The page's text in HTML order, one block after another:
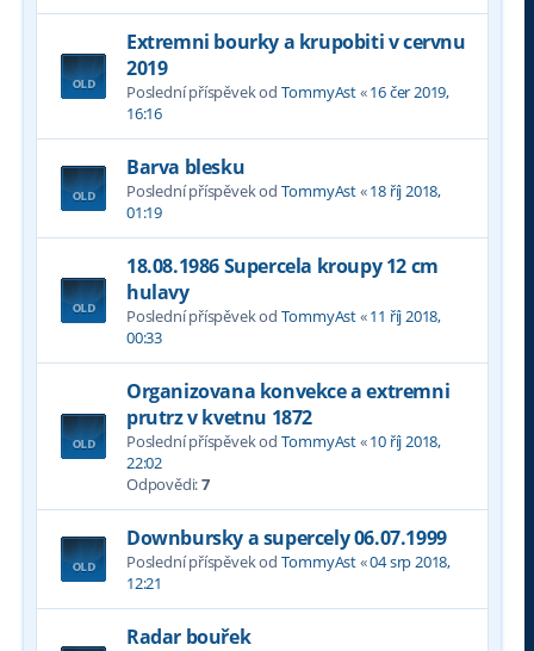
Extremni bourky a krupobiti v cervnu
2019
Poslední příspěvek od TommyAst«16 čer 2019,
16:16
Barva blesku
Poslední příspěvek od TommyAst«18 říj 2018,
01:19
18.08.1986 Supercela kroupy 12 cm
hulavy
Poslední příspěvek od TommyAst«11 říj 2018,
00:33
Organizovana konvekce a extremni
prutrz v kvetnu 1872
Poslední příspěvek od TommyAst«10 říj 2018,
22:02
Odpovědi:7
Downbursky a supercely 06.07.1999
Poslední příspěvek od TommyAst«04 srp 2018,
12:21
Radar bouřek